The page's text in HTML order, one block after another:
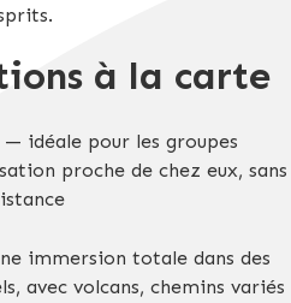
à la carte
— idéale pour les groupes
proche de chez eux, sans
immersion totale dans des
avec volcans, chemins variés